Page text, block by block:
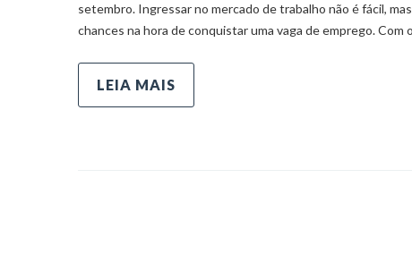
setembro. Ingressar no mercado de trabalho não é fácil,
chances na hora de conquistar uma vaga de emprego.
LEIA MAIS